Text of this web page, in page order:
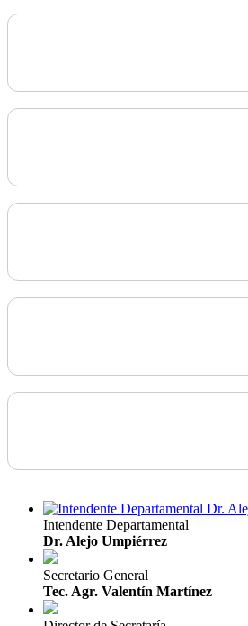
Intendente Departamental
Dr. Alejo Umpiérrez
Secretario General
Tec. Agr. Valentín Martínez